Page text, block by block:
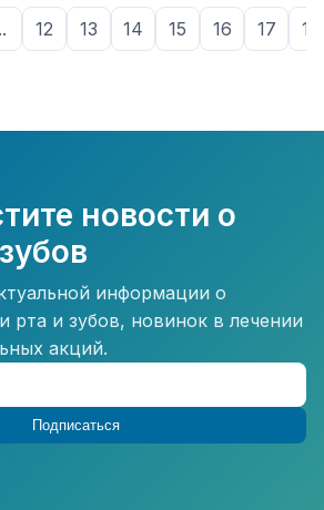
12 13 14 15 16 17 18
новости о
информации о
рта и зубов, новинок в лечении
акций.
Подписаться